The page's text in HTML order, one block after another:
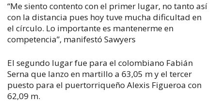
“Me siento contento con el primer lugar, no tanto así
con la distancia pues hoy tuve mucha dificultad en
el círculo. Lo importante es mantenerme en
competencia”, manifestó Sawyers
El segundo lugar fue para el colombiano Fabián
Serna que lanzo en martillo a 63,05 m y el tercer
puesto para el puertorriqueño Alexis Figueroa con
62,09 m.